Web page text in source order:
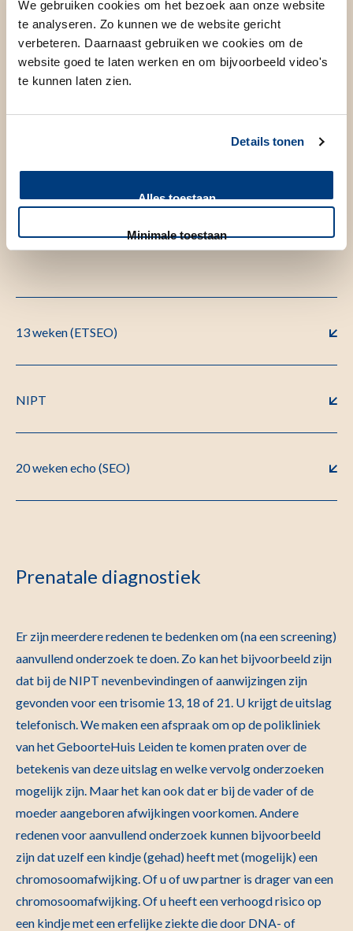
We gebruiken cookies om het bezoek aan onze website
te analyseren. Zo kunnen we de website gericht
verbeteren. Daarnaast gebruiken we cookies om de
website goed te laten werken en om bijvoorbeeld video's
te kunnen laten zien.
Details tonen
Alles toestaan
Minimale toestaan
Informatie over prenatale screening
Wilt u informatie over de mogelijkheden van prenatale
screening en bent u in het LUMC onder controle? Dan
maakt u direct na de eerste controle een afspraak voor een
counselingsgesprek met een van onze gespecialiseerde
weken echo. Wilt u er alvast iets over lezen? Kijk op
13 weken (ETSEO)
NIPT
20 weken echo (SEO)
Prenatale diagnostiek
Er zijn meerdere redenen te bedenken om (na een screening)
aanvullend onderzoek te doen. Zo kan het bijvoorbeeld zijn
dat bij de NIPT nevenbevindingen of aanwijzingen zijn
gevonden voor een trisomie 13, 18 of 21. U krijgt de uitslag
telefonisch. We maken een afspraak om op de polikliniek
van het GeboorteHuis Leiden te komen praten over de
betekenis van deze uitslag en welke vervolg onderzoeken
mogelijk zijn. Maar het kan ook dat er bij de vader of de
moeder aangeboren afwijkingen voorkomen. Andere
redenen voor aanvullend onderzoek kunnen bijvoorbeeld
zijn dat uzelf een kindje (gehad) heeft met (mogelijk) een
chromosoomafwijking. Of u of uw partner is drager van een
chromosoomafwijking. Of u heeft een verhoogd risico op
een kindje met een erfelijke ziekte die door DNA- of